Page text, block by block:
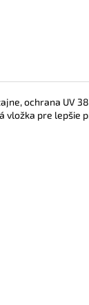
ochrana UV
vložka pre lepšie